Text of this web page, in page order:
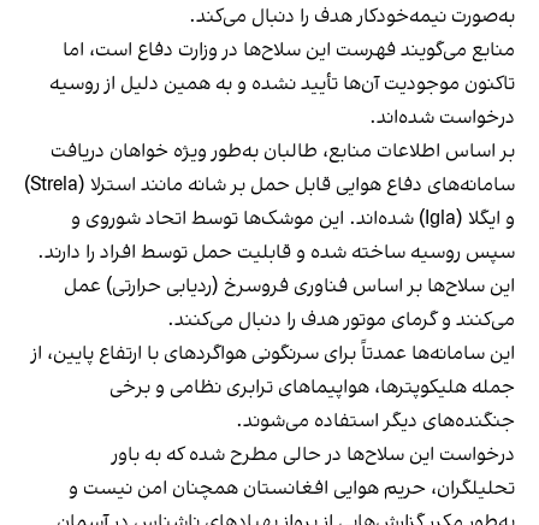
به‌صورت نیمه‌خودکار هدف را دنبال می‌کند.
منابع می‌گویند فهرست این سلاح‌ها در وزارت دفاع است، اما
تاکنون موجودیت آن‌ها تأیید نشده و به همین دلیل از روسیه
درخواست شده‌اند.
بر اساس اطلاعات منابع، طالبان به‌طور ویژه خواهان دریافت
سامانه‌های دفاع هوایی قابل حمل بر شانه مانند استرلا (Strela)
و ایگلا (Igla) شده‌اند. این موشک‌ها توسط اتحاد شوروی و
سپس روسیه ساخته شده و قابلیت حمل توسط افراد را دارند.
این سلاح‌ها بر اساس فناوری فروسرخ (ردیابی حرارتی) عمل
می‌کنند و گرمای موتور هدف را دنبال می‌کنند.
این سامانه‌ها عمدتاً برای سرنگونی هواگردهای با ارتفاع پایین، از
جمله هلیکوپترها، هواپیماهای ترابری نظامی و برخی
جنگنده‌های دیگر استفاده می‌شوند.
درخواست این سلاح‌ها در حالی مطرح شده که به باور
تحلیلگران، حریم هوایی افغانستان همچنان امن نیست و